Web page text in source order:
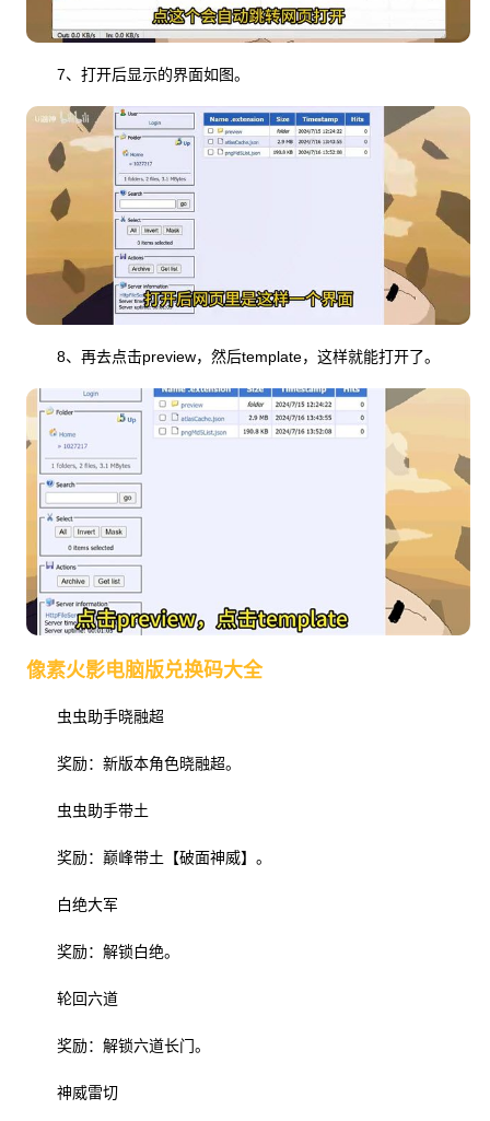
7、打开后显示的界面如图。
8、再去点击preview，然后template，这样就能打开了。
像素火影电脑版兑换码大全
虫虫助手晓融超
奖励：新版本角色晓融超。
虫虫助手带土
奖励：巅峰带土【破面神威】。
白绝大军
奖励：解锁白绝。
轮回六道
奖励：解锁六道长门。
神威雷切